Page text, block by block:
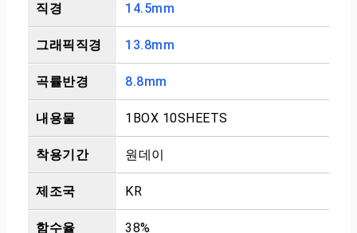
직경 14.5mm
그래픽직경 13.8mm
곡률반경 8.8mm
내용물 1BOX 10SHEETS
착용기간 원데이
제조국 KR
함수율 38%